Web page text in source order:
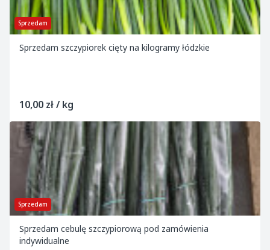
Sprzedam
Sprzedam szczypiorek cięty na kilogramy łódzkie
10,00 zł / kg
Sprzedam
Sprzedam cebulę szczypiorową pod zamówienia
indywidualne